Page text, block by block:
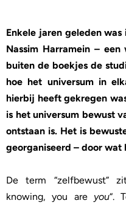
Enkele jaren geleden
Nassim Harramein –
buiten de boekjes de
hoe het universum in
hierbij heeft gekregen
is het universum bewust
ontstaan is. Het is
georganiseerd – door
De term “zelfbewust”
knowing, you are you“.